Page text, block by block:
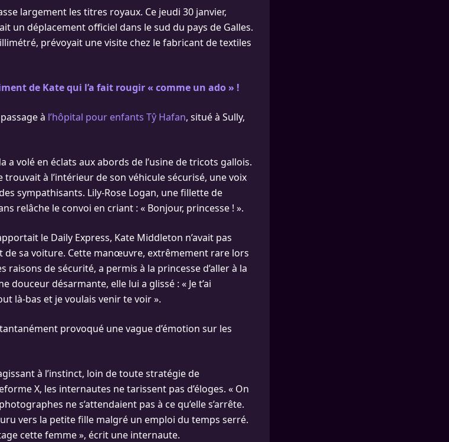
largement les titres royaux. Ce jeudi 30 janvier,
un déplacement officiel dans le sud du pays de Galles.
prévoyait une visite chez le fabricant de textiles
de Kate qui l’a fait rougir « comme un ado » !
à l’hôpital pour enfants Tŷ Hafan, situé à Sully,
volé en éclats aux abords de l’usine de tricots gallois.
trouvait à l’intérieur de son véhicule sécurisé, une voix
sympathisants. Lily-Rose Logan, une fillette de
relâche le convoi en criant : « Bonjour, princesse ! ».
le Daily Express, Kate Middleton n’avait pas
de sa voiture. Cette manœuvre, extrêmement rare lors
de sécurité, a permis à la princesse d’aller à la
douceur désarmante, elle lui a glissé : « Je t’ai
là-bas et je voulais venir te voir ».
provoqué une vague d’émotion sur les
à l’instinct, loin de toute stratégie de
X, les internautes ne tarissent pas d’éloges. « On
ne s’attendaient pas à ce qu’elle s’arrête.
vers la petite fille malgré un emploi du temps serré.
cette femme », écrit une internaute.